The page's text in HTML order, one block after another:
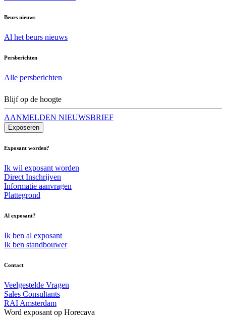
Beurs nieuws
Al het beurs nieuws
Persberichten
Alle persberichten
Blijf op de hoogte
AANMELDEN NIEUWSBRIEF
Exposeren
Exposant worden?
Ik wil exposant worden
Direct Inschrijven
Informatie aanvragen
Plattegrond
Al exposant?
Ik ben al exposant
Ik ben standbouwer
Contact
Veelgestelde Vragen
Sales Consultants
RAI Amsterdam
Word exposant op Horecava